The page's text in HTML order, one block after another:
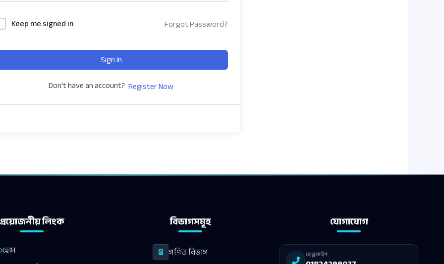
Keep me signed in Forgot Password?
Sign In
Don't have an account? Register Now
প্রয়োজনীয় লিংক
হোম
বিভাগসমূহ
গণিত বিভাগ
যোগাযোগ
হেল্পলাইন